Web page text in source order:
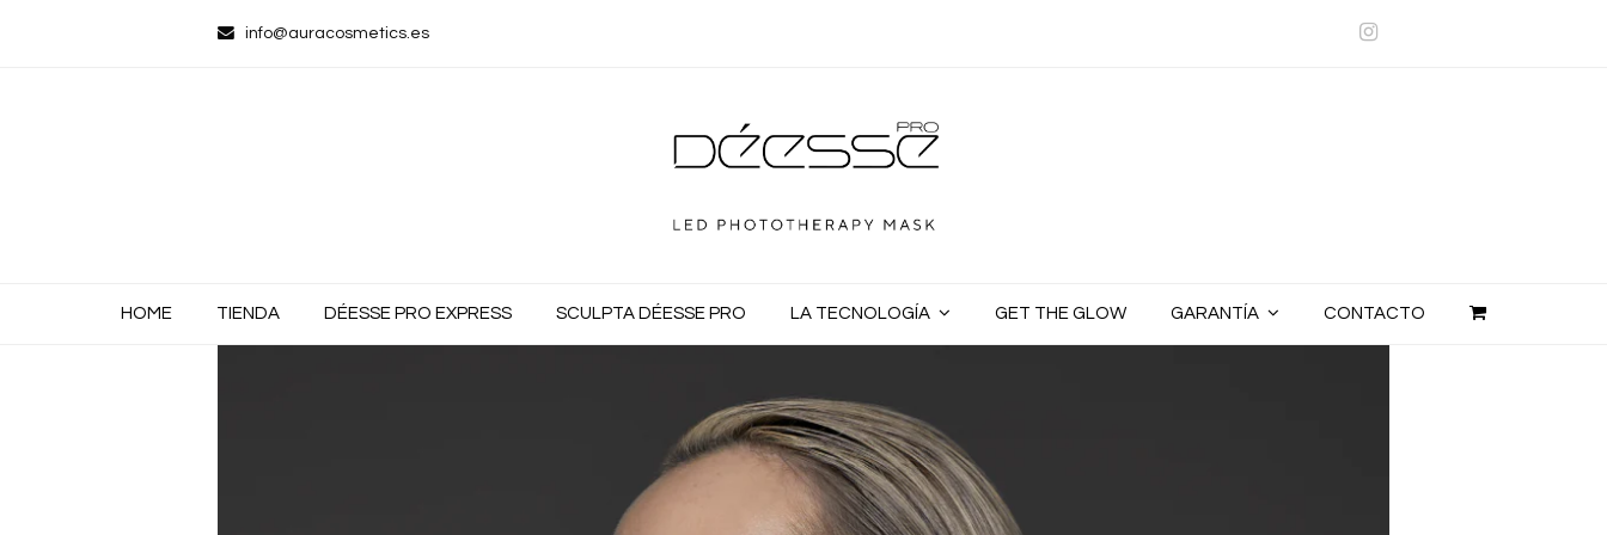
info@auracosmetics.es Instagram
HOME TIENDA DÉESSE PRO EXPRESS SCULPTA DÉESSE PRO LA TECNOLOGÍA GET THE GLOW GARANTÍA CONTACTO